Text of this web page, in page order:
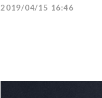
2019/04/15 16:46